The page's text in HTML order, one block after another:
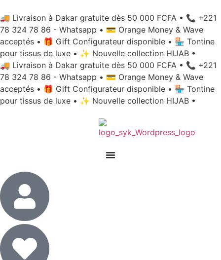
🚚 Livraison à Dakar gratuite dès 50 000 FCFA • 📞 +221
78 324 78 86 - Whatsapp • 💳 Orange Money & Wave
acceptés • 🎁 Gift Configurateur disponible • 🏪 Tontine
pour tissus de luxe • ✨ Nouvelle collection HIJAB •
🚚 Livraison à Dakar gratuite dès 50 000 FCFA • 📞 +221
78 324 78 86 - Whatsapp • 💳 Orange Money & Wave
acceptés • 🎁 Gift Configurateur disponible • 🏪 Tontine
pour tissus de luxe • ✨ Nouvelle collection HIJAB •